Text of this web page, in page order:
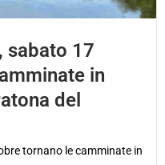
sabato 17
in
del
tornano le camminate in